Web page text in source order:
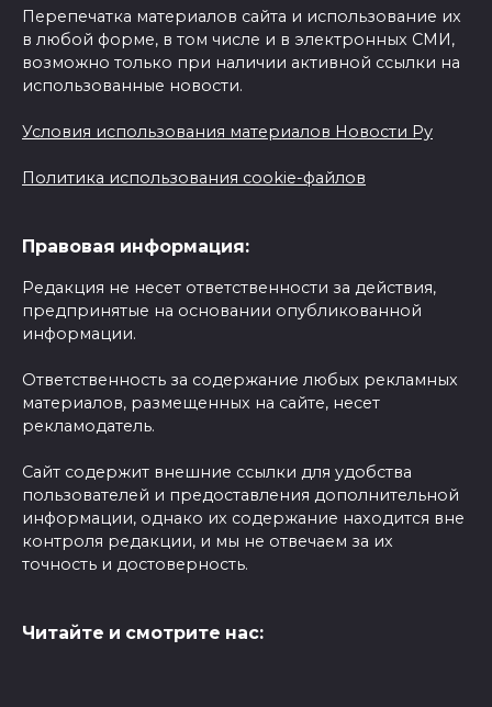
Перепечатка материалов сайта и использование их
в любой форме, в том числе и в электронных СМИ,
возможно только при наличии активной ссылки на
использованные новости.
Условия использования материалов Новости Ру
Политика использования cookie-файлов
Правовая информация:
Редакция не несет ответственности за действия,
предпринятые на основании опубликованной
информации.
Ответственность за содержание любых рекламных
материалов, размещенных на сайте, несет
рекламодатель.
Сайт содержит внешние ссылки для удобства
пользователей и предоставления дополнительной
информации, однако их содержание находится вне
контроля редакции, и мы не отвечаем за их
точность и достоверность.
Читайте и смотрите нас: